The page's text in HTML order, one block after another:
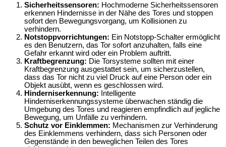
Sicherheitssensoren: Hochmoderne Sicherheitssensoren
erkennen Hindernisse in der Nähe des Tores und stoppen
sofort den Bewegungsvorgang, um Kollisionen zu
verhindern.
Notstoppvorrichtungen: Ein Notstopp-Schalter ermöglicht
es den Benutzern, das Tor sofort anzuhalten, falls eine
Gefahr erkannt wird oder ein Problem auftritt.
Kraftbegrenzung: Die Torsysteme sollten mit einer
Kraftbegrenzung ausgestattet sein, um sicherzustellen,
dass das Tor nicht zu viel Druck auf eine Person oder ein
Objekt ausübt, wenn es geschlossen wird.
Hinderniserkennung: Intelligente
Hinderniserkennungssysteme überwachen ständig die
Umgebung des Tores und reagieren empfindlich auf jegliche
Bewegung, um Unfälle zu verhindern.
Schutz vor Einklemmen: Mechanismen zur Verhinderung
des Einklemmens verhindern, dass sich Personen oder
Gegenstände in den beweglichen Teilen des Tores